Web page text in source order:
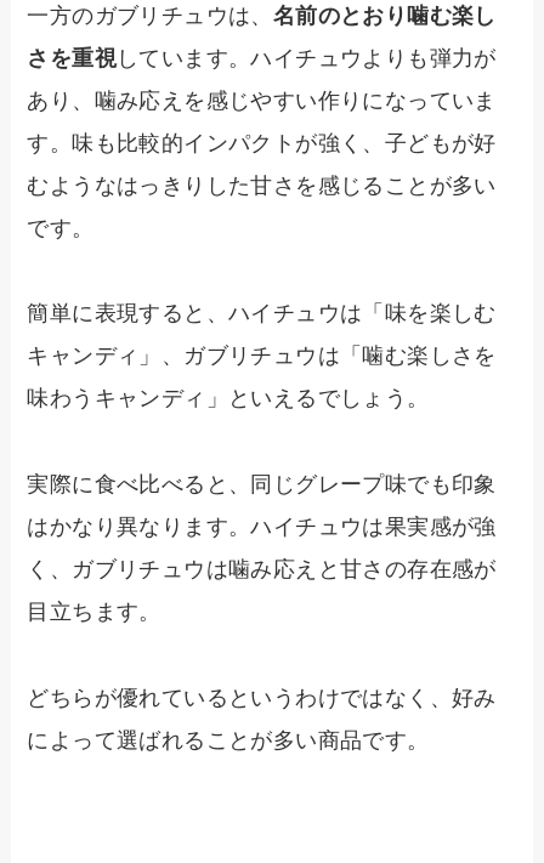
一方のガブリチュウは、 名前のとおり噛む楽し
さを重視しています。ハイチュウよりも弾力が
あり、噛み応えを感じやすい作りになっていま
す。味も比較的インパクトが強く、子どもが好
むようなはっきりした甘さを感じることが多い
です。
簡単に表現すると、ハイチュウは「味を楽しむ
キャンディ」、ガブリチュウは「噛む楽しさを
味わうキャンディ」といえるでしょう。
実際に食べ比べると、同じグレープ味でも印象
はかなり異なります。ハイチュウは果実感が強
く、ガブリチュウは噛み応えと甘さの存在感が
目立ちます。
どちらが優れているというわけではなく、好み
によって選ばれることが多い商品です。